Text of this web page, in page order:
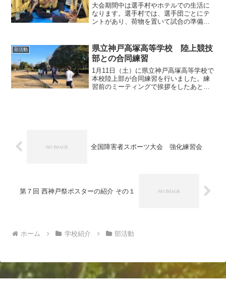
大会期間中は選手村やホテルでの生活に
なります。選手村では、選手団ごとにテ
ントがあり、荷物を置いて試合の準備を
行ったり、他の人の試合を見に行った
り、選手団のメンバーと話し...
部活動
県立神戸高塚高等学校 陸上競技
部との合同練習
1月11日（土）に県立神戸高塚高等学校で
本校陸上部が合同練習を行いました。練
習前のミーティングで挨拶をしたあと、
全国障害者スポーツ大会 強化練習会
第７回 西神戸祭ポスターの紹介 その１
ホーム 学校紹介 部活動